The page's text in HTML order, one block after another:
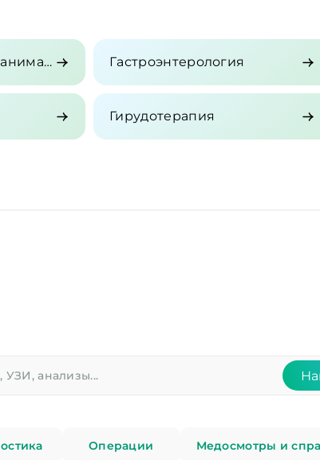
Анестезиология-реаниматология Гастроэнтерология
Гирудотерапия
Операции Медосмотры и